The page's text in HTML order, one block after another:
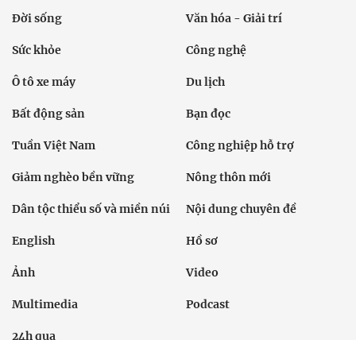
Đời sống Văn hóa - Giải trí
Sức khỏe Công nghệ
Ô tô xe máy Du lịch
Bất động sản Bạn đọc
Tuần Việt Nam Công nghiệp hỗ trợ
Giảm nghèo bền vững Nông thôn mới
Dân tộc thiểu số và miền núi Nội dung chuyên đề
English Hồ sơ
Ảnh Video
Multimedia Podcast
24h qua